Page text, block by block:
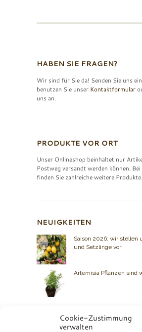
Cookie-Zustimmung
verwalten
HABEN SIE FRAGEN?
Wir sind für Sie da! Senden Sie uns
benutzen Sie unser Kontaktformular
uns an.
PRODUKTE VOR ORT
Unser Onlineshop beinhaltet nur
Postweg versandt werden können.
finden Sie zahlreiche weitere Produkte.
NEUIGKEITEN
Saison 2026: wir stellen
und Setzlinge vor!
Artemisia Pflanzen sind